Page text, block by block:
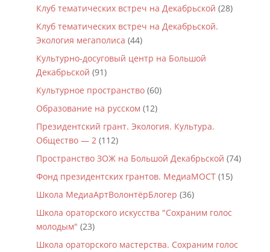
Клуб тематических встреч на Декабрьской (28)
Клуб тематических встреч на Декабрьской.
Экология мегаполиса (44)
Культурно-досуговый центр на Большой
Декабрьской (91)
Культурное пространство(60)
Образование на русском (12)
Президентский грант. Экология. Культура.
Общество — 2(112)
Пространство ЗОЖ на Большой Декабрьской (74)
Фонд президентских грантов. МедиаМОСТ(15)
Школа МедиаАртВолонтёрБлогер (36)
Школа ораторского искусства "Сохраним голос
молодым" (23)
Школа ораторского мастерства. Сохраним голос